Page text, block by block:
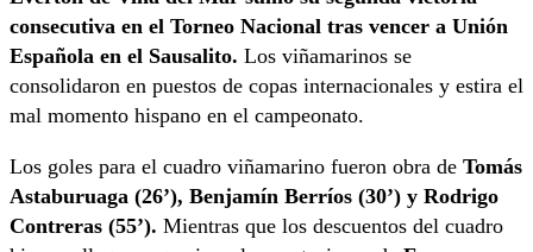
consecutiva en el Torneo Nacional tras vencer a Unión
Española en el Sausalito. Los viñamarinos se
consolidaron en puestos de copas internacionales y estira el
mal momento hispano en el campeonato.
Los goles para el cuadro viñamarino fueron obra de Tomás
Astaburuaga (26’), Benjamín Berríos (30’) y Rodrigo
Contreras (55’). Mientras que los descuentos del cuadro